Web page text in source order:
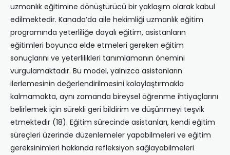
uzmanlık eğitimine dönüştürücü bir yaklaşım olarak kabul
edilmektedir. Kanada’da aile hekimliği uzmanlık eğitim
programında yeterliliğe dayalı eğitim, asistanların
eğitimleri boyunca elde etmeleri gereken eğitim
sonuçlarını ve yeterlilikleri tanımlamanın önemini
vurgulamaktadır. Bu model, yalnızca asistanların
ilerlemesinin değerlendirilmesini kolaylaştırmakla
kalmamakta, aynı zamanda bireysel öğrenme ihtiyaçlarını
belirlemek için sürekli geri bildirim ve düşünmeyi teşvik
etmektedir (18). Eğitim sürecinde asistanları, kendi eğitim
süreçleri üzerinde düzenlemeler yapabilmeleri ve eğitim
gereksinimleri hakkında refleksiyon sağlayabilmeleri